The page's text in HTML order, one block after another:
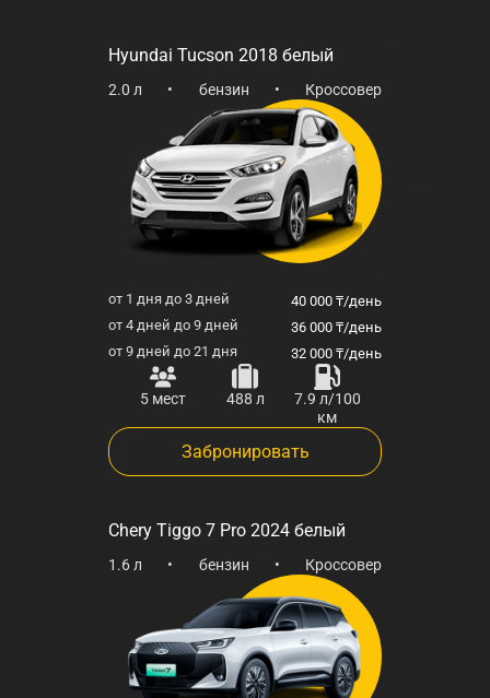
Hyundai Tucson 2018 белый
2.0 л • бензин • Кроссовер
от 1 дня до 3 дней
40 000 ₸/день
от 4 дней до 9 дней
36 000 ₸/день
от 9 дней до 21 дня
32 000 ₸/день
5 мест 488 л
7.9 л/100
км
Забронировать
Chery Tiggo 7 Pro 2024 белый
1.6 л • бензин • Кроссовер